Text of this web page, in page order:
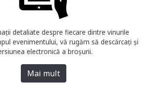
detaliate despre fiecare dintre vinurile
evenimentului, vă rugăm să descărcați și
electronică a broșurii.
Mai mult